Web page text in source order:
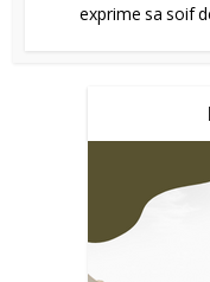
exprime sa soif